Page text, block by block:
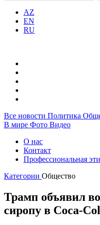
AZ
EN
RU
Все новости Политика
В мире Фото Видео
О нас
Контакт
Профессиональная
Категории Общество
Трамп объявил
сиропу в Coca-